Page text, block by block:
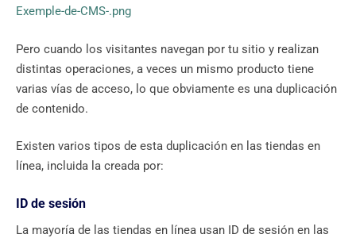
Exemple-de-CMS-.png
Pero cuando los visitantes navegan por tu sitio y realizan
distintas operaciones, a veces un mismo producto tiene
varias vías de acceso, lo que obviamente es una duplicación
de contenido.
Existen varios tipos de esta duplicación en las tiendas en
línea, incluida la creada por:
ID de sesión
La mayoría de las tiendas en línea usan ID de sesión en las